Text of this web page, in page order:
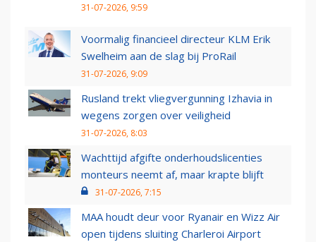
31-07-2026, 9:59
Voormalig financieel directeur KLM Erik
Swelheim aan de slag bij ProRail
31-07-2026, 9:09
Rusland trekt vliegvergunning Izhavia in
wegens zorgen over veiligheid
31-07-2026, 8:03
Wachttijd afgifte onderhoudslicenties
monteurs neemt af, maar krapte blijft
31-07-2026, 7:15
MAA houdt deur voor Ryanair en Wizz Air
open tijdens sluiting Charleroi Airport